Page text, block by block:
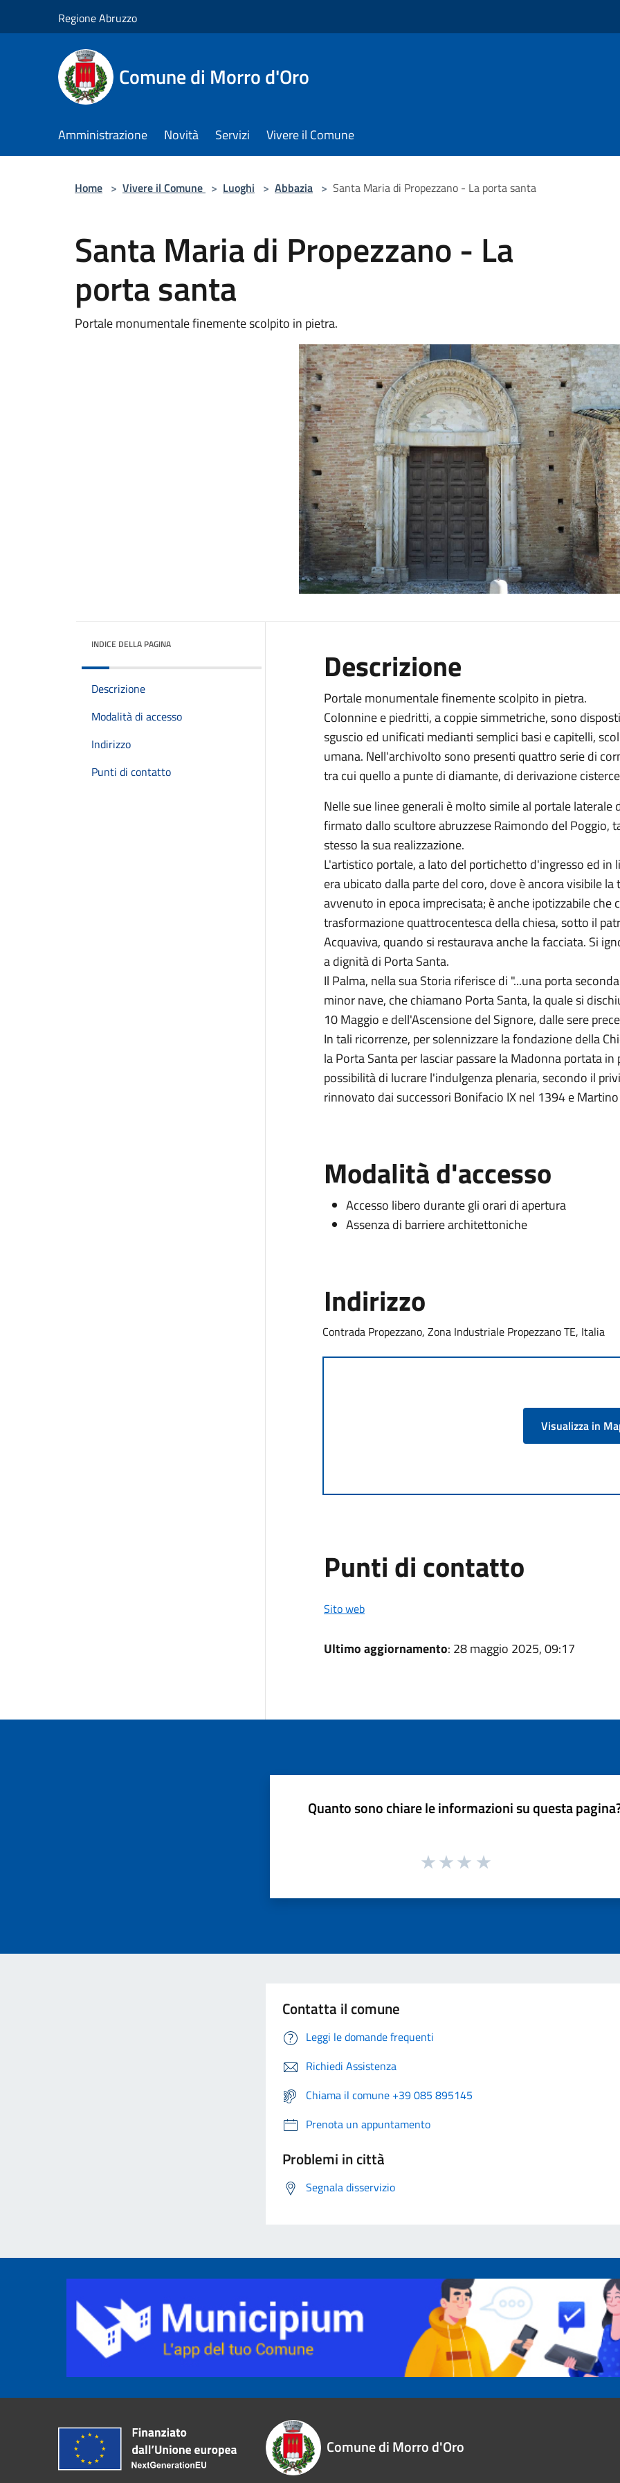
Regione Abruzzo
Comune di Morro d'Oro
Amministrazione Novità Servizi Vivere il Comune
Home > Vivere il Comune > Luoghi > Abbazia > Santa Maria di Propezzano - La porta santa
Santa Maria di Propezzano - La
porta santa
Portale monumentale finemente scolpito in pietra.
INDICE DELLA PAGINA
Descrizione
Modalità di accesso
Indirizzo
Punti di contatto
Descrizione
Portale monumentale finemente scolpito in pietra.
Colonnine e piedritti, a coppie simmetriche, sono
sguscio ed unificati medianti semplici basi e capitelli,
umana. Nell'archivolto sono presenti quattro serie di
tra cui quello a punte di diamante, di derivazione
Nelle sue linee generali è molto simile al portale
firmato dallo scultore abruzzese Raimondo del Poggio,
stesso la sua realizzazione.
L'artistico portale, a lato del portichetto d'ingresso ed
era ubicato dalla parte del coro, dove è ancora visibile
avvenuto in epoca imprecisata; è anche ipotizzabile che
trasformazione quattrocentesca della chiesa, sotto il
Acquaviva, quando si restaurava anche la facciata. Si
a dignità di Porta Santa.
Il Palma, nella sua Storia riferisce di "...una porta
minor nave, che chiamano Porta Santa, la quale si
10 Maggio e dell'Ascensione del Signore, dalle sere
In tali ricorrenze, per solennizzare la fondazione della
la Porta Santa per lasciar passare la Madonna portata
possibilità di lucrare l'indulgenza plenaria, secondo il
rinnovato dai successori Bonifacio IX nel 1394 e
Modalità d'accesso
Accesso libero durante gli orari di apertura
Assenza di barriere architettoniche
Indirizzo
Contrada Propezzano, Zona Industriale Propezzano TE, Italia
Visualizza in
Punti di contatto
Sito web
Ultimo aggiornamento: 28 maggio 2025, 09:17
Quanto sono chiare le informazioni su questa
Contatta il comune
Leggi le domande frequenti
Richiedi Assistenza
Chiama il comune +39 085 895145
Prenota un appuntamento
Problemi in città
Segnala disservizio
Comune di Morro d'Oro